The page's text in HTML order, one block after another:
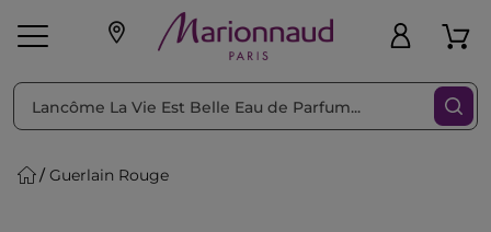
pleť Líčenie
Guerlain Rouge
Triediť podľa Filtrovať